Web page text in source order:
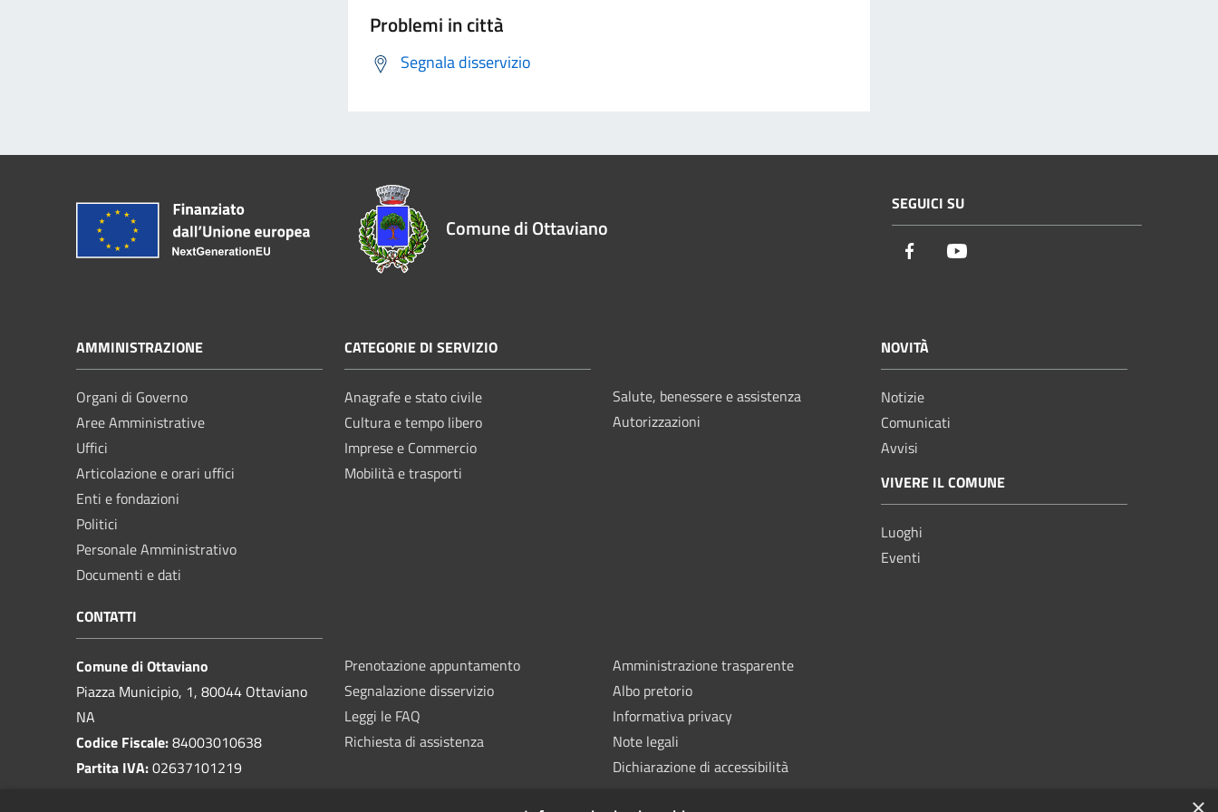
Problemi in città
Segnala disservizio
Comune di Ottaviano
SEGUICI SU
Facebook
AMMINISTRAZIONE
Organi di Governo
Aree Amministrative
Uffici
Articolazione e orari uffici
Enti e fondazioni
Politici
Personale Amministrativo
Documenti e dati
CATEGORIE DI SERVIZIO
Anagrafe e stato civile
Cultura e tempo libero
Imprese e Commercio
Mobilità e trasporti
Salute, benessere e assistenza
Autorizzazioni
NOVITÀ
Notizie
Comunicati
Avvisi
VIVERE IL COMUNE
Luoghi
Eventi
CONTATTI
Comune di Ottaviano
Piazza Municipio, 1, 80044 Ottaviano
NA
Codice Fiscale:84003010638
Partita IVA:02637101219
Prenotazione appuntamento
Segnalazione disservizio
Leggi le FAQ
Richiesta di assistenza
Amministrazione trasparente
Albo pretorio
Informativa privacy
Note legali
Dichiarazione di accessibilità